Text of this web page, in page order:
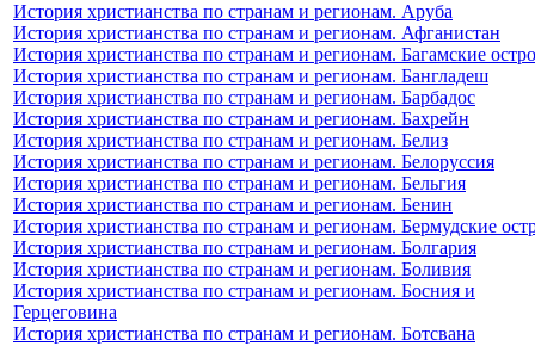
История христианства по странам и регионам. Аруба
История христианства по странам и регионам. Афганистан
История христианства по странам и регионам. Багамские
История христианства по странам и регионам. Бангладеш
История христианства по странам и регионам. Барбадос
История христианства по странам и регионам. Бахрейн
История христианства по странам и регионам. Белиз
История христианства по странам и регионам. Белоруссия
История христианства по странам и регионам. Бельгия
История христианства по странам и регионам. Бенин
История христианства по странам и регионам. Бермудские
История христианства по странам и регионам. Болгария
История христианства по странам и регионам. Боливия
История христианства по странам и регионам. Босния и
Герцеговина
История христианства по странам и регионам. Ботсвана